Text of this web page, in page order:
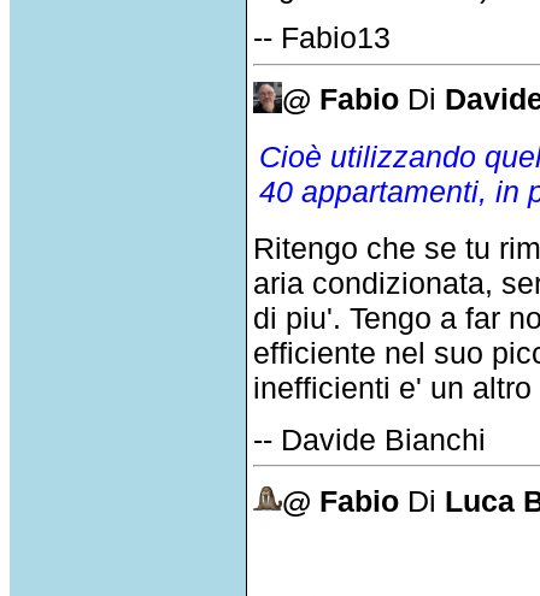
-- Fabio13
@ Fabio Di
Cioè utilizzando
40 appartamenti, in
Ritengo che se tu
aria condizionata,
di piu'. Tengo a far
efficiente nel suo
inefficienti e' un
-- Davide Bianchi
@ Fabio Di Luca